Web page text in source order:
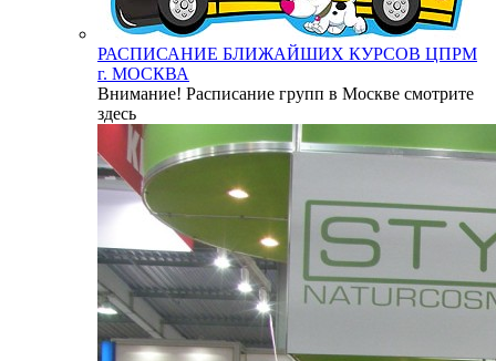
РАСПИСАНИЕ БЛИЖАЙШИХ КУРСОВ ЦПРМ
г. МОСКВА
Внимание! Расписание групп в Москве смотрите
здесь